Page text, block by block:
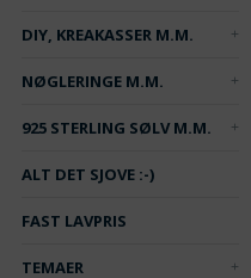
DIY, KREAKASSER M.M.
NØGLERINGE M.M.
925 STERLING SØLV M.M.
ALT DET SJOVE :-)
FAST LAVPRIS
TEMAER